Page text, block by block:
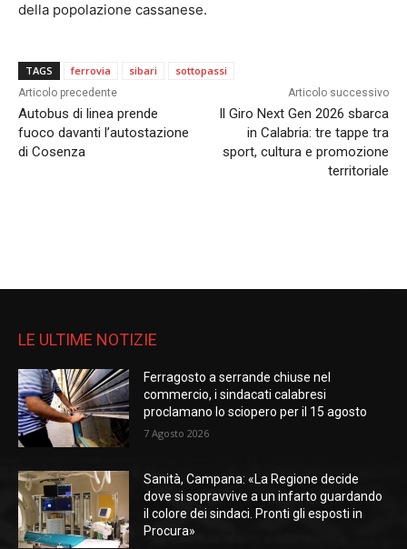
della popolazione cassanese.
TAGS ferrovia sibari sottopassi
Articolo precedente
Autobus di linea prende
fuoco davanti l’autostazione
di Cosenza
Articolo successivo
Il Giro Next Gen 2026 sbarca
in Calabria: tre tappe tra
sport, cultura e promozione
territoriale
LE ULTIME NOTIZIE
Ferragosto a serrande chiuse nel
commercio, i sindacati calabresi
proclamano lo sciopero per il 15 agosto
7 Agosto 2026
Sanità, Campana: «La Regione decide
dove si sopravvive a un infarto guardando
il colore dei sindaci. Pronti gli esposti in
Procura»